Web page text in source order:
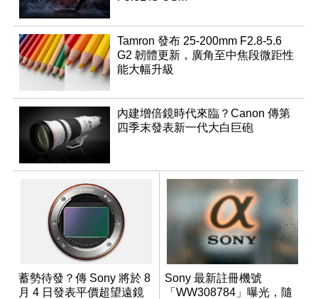
Tamron 發布 25-200mm F2.8-5.6
G2 韌體更新，廣角至中焦段微距性
能大幅升級
內建增倍鏡時代來臨？Canon 傳第
四季末發表新一代大白巨砲
蓄勢待發？傳 Sony 將於 8
月 4 日發表平價超望遠鏡
Sony 最新註冊機號
「WW308784」曝光，隨